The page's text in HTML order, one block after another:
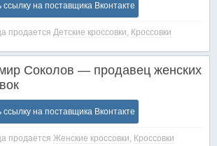
ссылку на поставщика Вконтакте
продается Детские кроссовки, Кроссовки
Соколов — продавец женских
ссылку на поставщика Вконтакте
продается Женские кроссовки, Кроссовки